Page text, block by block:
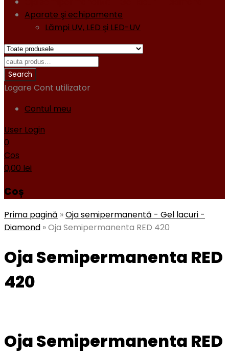
Aparate şi echipamente
Lămpi UV, LED şi LED-UV
Logare Cont utilizator
Contul meu
User Login
0
Cos
0,00 lei
Coș
Prima pagină »Oja semipermanentă - Gel lacuri -
Diamond »Oja Semipermanenta RED 420
Oja Semipermanenta RED
420
Oja Semipermanenta RED